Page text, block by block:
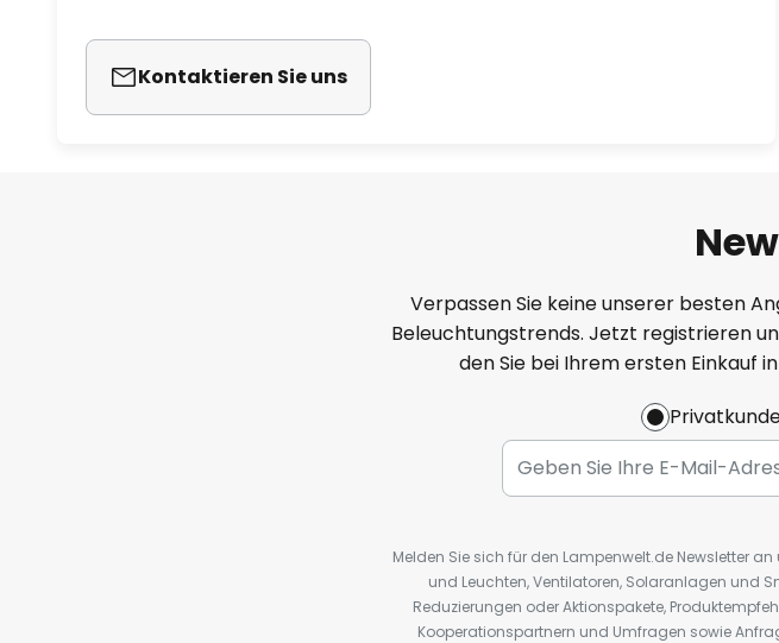
Kontaktieren Sie uns
Verpassen Sie keine unserer besten
Beleuchtungstrends. Jetzt registrieren
den Sie bei Ihrem ersten Einkauf
Melden Sie sich für den Lampenwelt.de Newsletter
und Leuchten, Ventilatoren, Solaranlagen und
Reduzierungen oder Aktionspakete,
Kooperationspartnern und Umfragen sowie